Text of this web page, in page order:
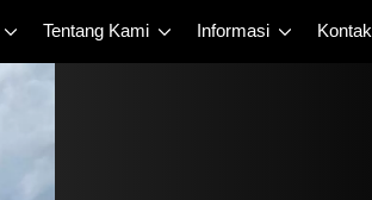
Tentang Kami Informasi Kontak